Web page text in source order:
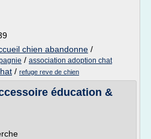
chien abandonne /
/ association adoption chat
/ refuge reve de chien
éducation &